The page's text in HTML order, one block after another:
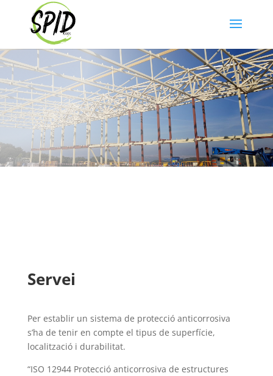
Servei
Per establir un sistema de protecció anticorrosiva
s’ha de tenir en compte el tipus de superfície,
localització i durabilitat.
“ISO 12944 Protecció anticorrosiva de estructures